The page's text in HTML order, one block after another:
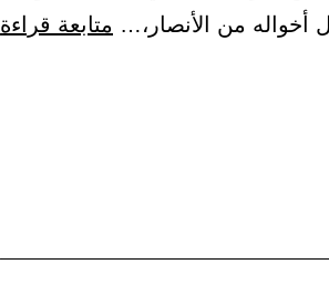
أخواله من الأنصار،… متابعة قراءة